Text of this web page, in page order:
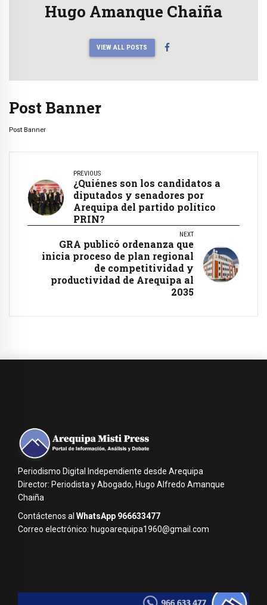
Hugo Amanque Chaiña
VIEW ALL POSTS
Post Banner
Post Banner
PREVIOUS
¿Quiénes son los candidatos a
diputados y senadores por
Arequipa del partido político
PRIN?
NEXT
GRA publicó ordenanza que
inicia proceso de plan regional
de competitividad y
productividad de Arequipa al
2035
Periodismo Digital Independiente desde Arequipa
Director: Periodista y Abogado, Hugo Alfredo Amanque
Chaiña
Contáctenos al WhatsApp 966633477
Correo electrónico: hugoarequipa1960@gmail.com